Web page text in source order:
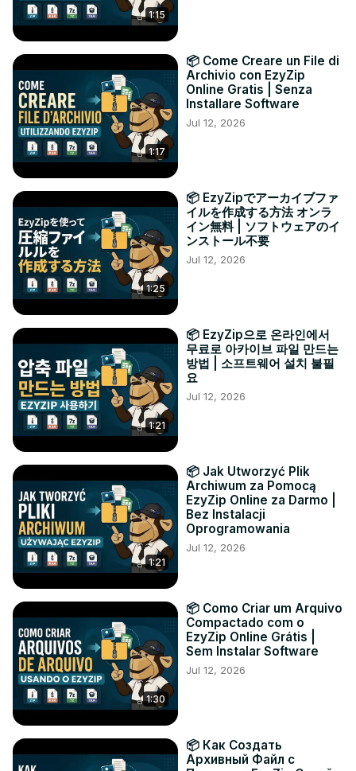
1:15
1:17
📦 Come Creare un File di
Archivio con EzyZip
Online Gratis | Senza
Installare Software
Jul 12, 2026
1:25
📦 EzyZipでアーカイブファ
イルを作成する方法 オンラ
イン無料 | ソフトウェアのイ
ンストール不要
Jul 12, 2026
1:21
📦 EzyZip으로 온라인에서
무료로 아카이브 파일 만드는
방법 | 소프트웨어 설치 불필
요
Jul 12, 2026
1:21
📦 Jak Utworzyć Plik
Archiwum za Pomocą
EzyZip Online za Darmo |
Bez Instalacji
Oprogramowania
Jul 12, 2026
1:30
📦 Como Criar um Arquivo
Compactado com o
EzyZip Online Grátis |
Sem Instalar Software
Jul 12, 2026
📦 Как Создать
Архивный Файл с